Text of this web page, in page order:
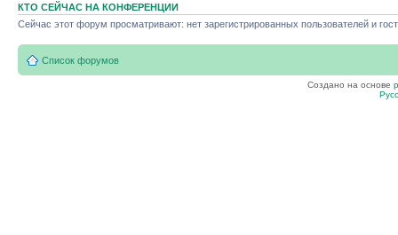
КТО СЕЙЧАС НА КОНФЕРЕНЦИИ
Сейчас этот форум просматривают: нет зарегистрированных пользователей и
Список форумов
Создано на основе